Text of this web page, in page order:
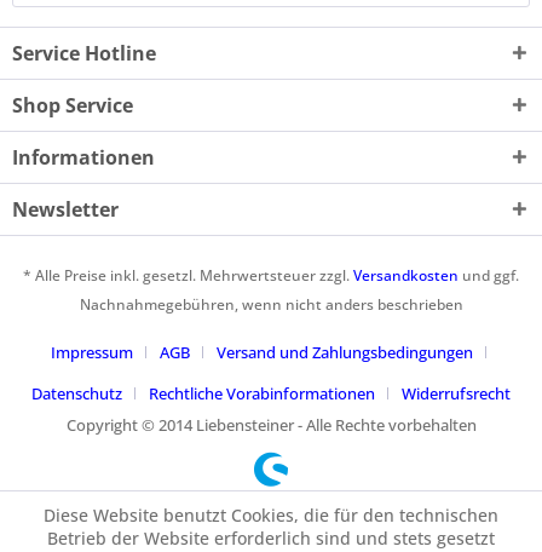
Service Hotline
Shop Service
Informationen
Newsletter
* Alle Preise inkl. gesetzl. Mehrwertsteuer zzgl.Versandkosten und ggf.
Nachnahmegebühren, wenn nicht anders beschrieben
Impressum AGB
Versand und Zahlungsbedingungen
Datenschutz
Rechtliche Vorabinformationen
Widerrufsrecht
Copyright © 2014 Liebensteiner - Alle Rechte vorbehalten
Diese Website benutzt Cookies, die für den technischen
Betrieb der Website erforderlich sind und stets gesetzt